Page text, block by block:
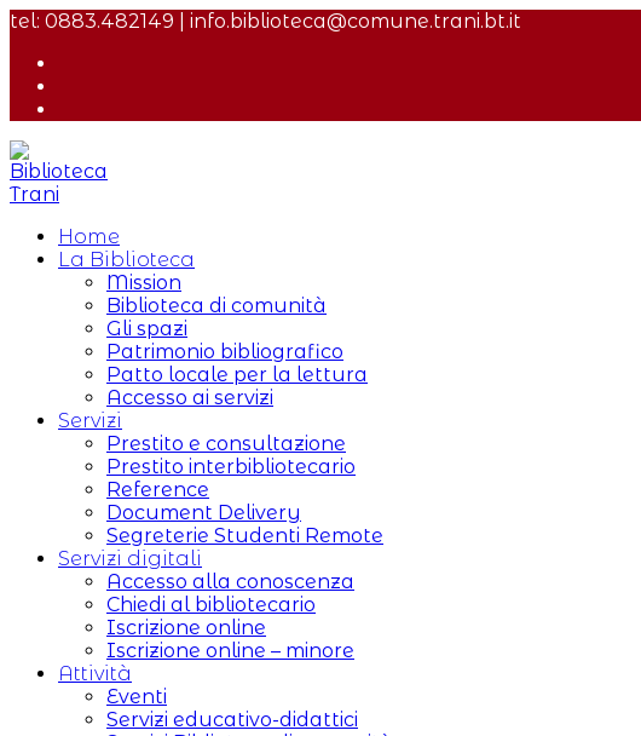
Salta
contenuto
tel: 0883.482149 | info.biblioteca@comune.trani.bt.it
Home
La Biblioteca
Mission
Biblioteca di comunità
Gli spazi
Patrimonio bibliografico
Patto locale per la lettura
Accesso ai servizi
Servizi
Prestito e consultazione
Prestito interbibliotecario
Reference
Document Delivery
Segreterie Studenti Remote
Servizi digitali
Accesso alla conoscenza
Chiedi al bibliotecario
Iscrizione online
Iscrizione online – minore
Attività
Eventi
Servizi educativo-didattici